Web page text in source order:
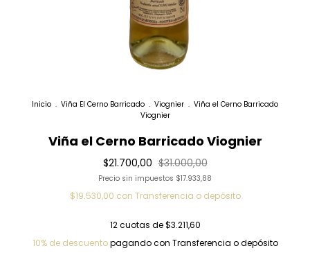
Inicio . Viña El Cerno Barricado . Viognier . Viña el Cerno Barricado
Viognier
Viña el Cerno Barricado Viognier
$21.700,00 $31.000,00
Precio sin impuestos $17.933,88
$19.530,00 con Transferencia o depósito
12 cuotas de$3.211,60
10% de descuentopagando con Transferencia o depósito